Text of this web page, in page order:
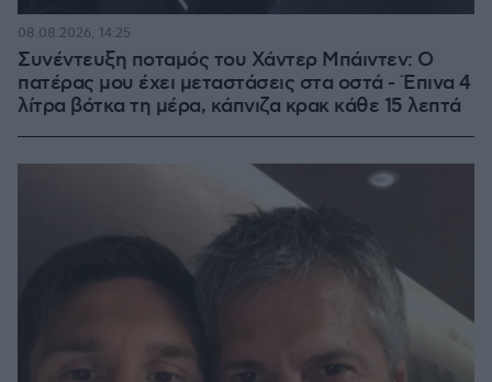
Συνέντευξη ποταμός του Χάντερ Μπάιντεν: Ο
πατέρας μου έχει μεταστάσεις στα οστά - Έπινα 4
λίτρα βότκα τη μέρα, κάπνιζα κρακ κάθε 15 λεπτά
08.08.2026, 14:25